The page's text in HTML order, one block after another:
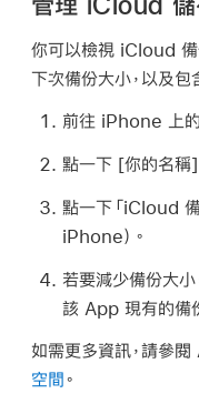
你可以檢視 iCloud 備
下次備份大小，以及
前往 iPhone 上
點一下 [你的名稱
點一下「iCloud
iPhone）。
若要減少備份大小
該 App 現有的備
如需更多資訊，請參
空間。